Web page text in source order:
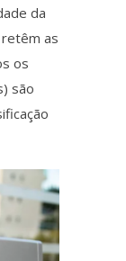
da
as
os
são